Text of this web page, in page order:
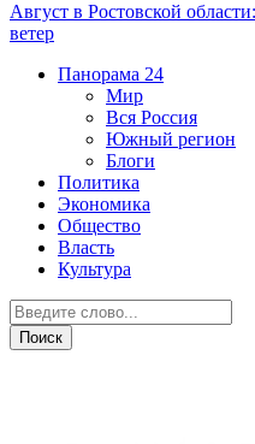
Август в Ростовской
ветер
Панорама 24
Мир
Вся Россия
Южный регион
Блоги
Политика
Экономика
Общество
Власть
Культура